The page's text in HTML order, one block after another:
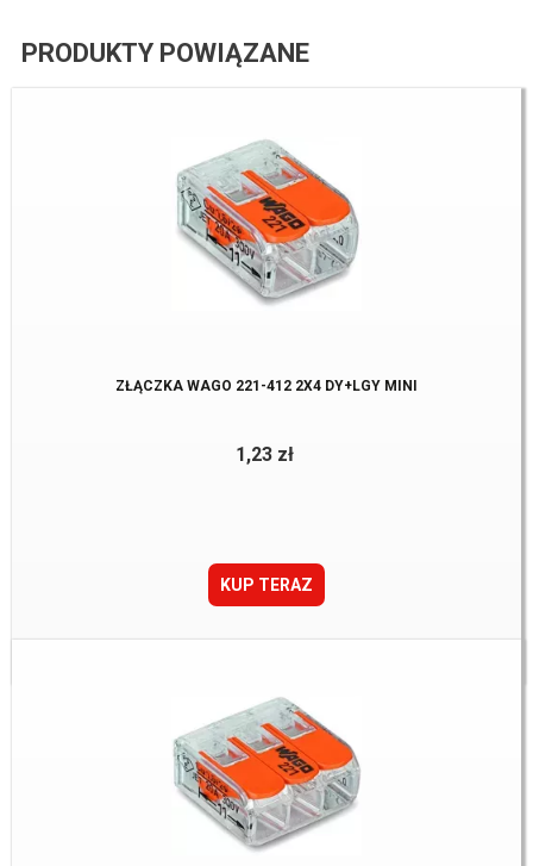
PRODUKTY POWIĄZANE
ZŁĄCZKA WAGO 221-412 2X4 DY+LGY MINI
1,23 zł
KUP TERAZ
Dostępne:2913 Szt.